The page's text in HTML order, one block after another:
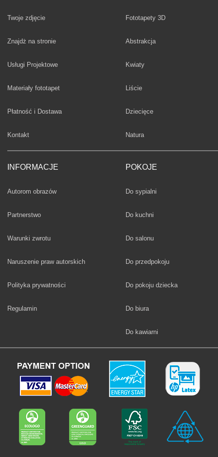
Twoje zdjęcie
Znajdż na stronie
Usługi Projektowe
Materiały fototapet
Płatność i Dostawa
Kontakt
INFORMACJE
Autorom obrazów
Partnerstwo
Warunki zwrotu
Naruszenie praw autorskich
Polityka prywatności
Regulamin
Fototapety 3D
Fototapety
Abstrakcja
Fototapety
Kwiaty
Fototapety
Liście
Fototapety
Dziecięce
Fototapety
Natura
POKOJE
Fototapety
Do sypialni
Fototapety
Do kuchni
Fototapety
Do salonu
Fototapety
Do przedpokoju
Fototapety
Do pokoju dziecka
Fototapety
Do biura
Fototapety
Do kawiarni